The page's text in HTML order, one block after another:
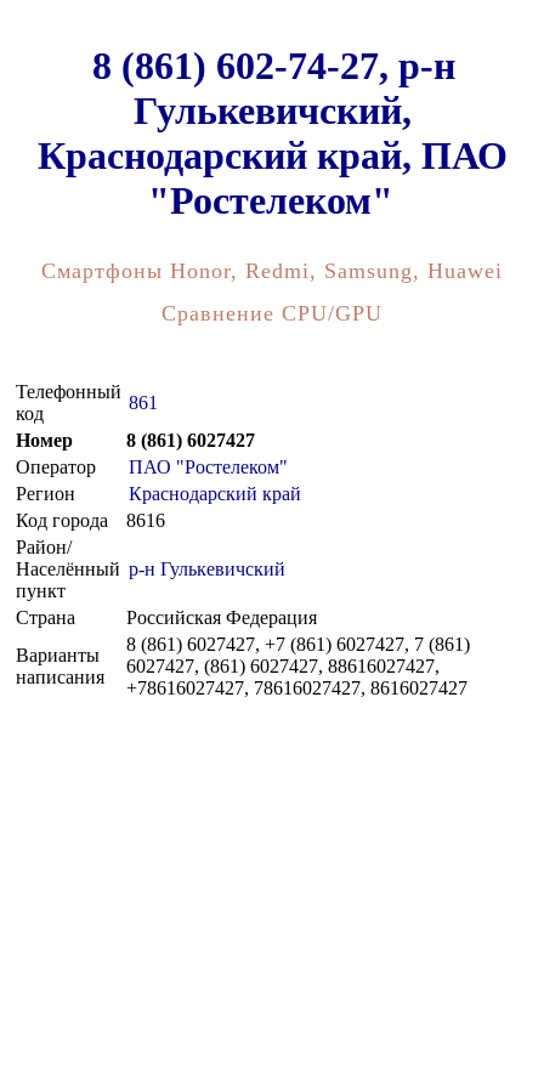
8 (861) 602-74-27, р-н
Гулькевичский,
Краснодарский край, ПАО
"Ростелеком"
Смартфоны Honor, Redmi, Samsung, Huawei
Сравнение CPU/GPU
Телефонный
код
861
Номер
8 (861) 6027427
Оператор
ПАО "Ростелеком"
Регион
Краснодарский край
Код города
8616
Район/
Населённый
пункт
р-н Гулькевичский
Страна
Российская Федерация
Варианты
написания
8 (861) 6027427, +7 (861) 6027427, 7 (861)
6027427, (861) 6027427, 88616027427,
+78616027427, 78616027427, 8616027427